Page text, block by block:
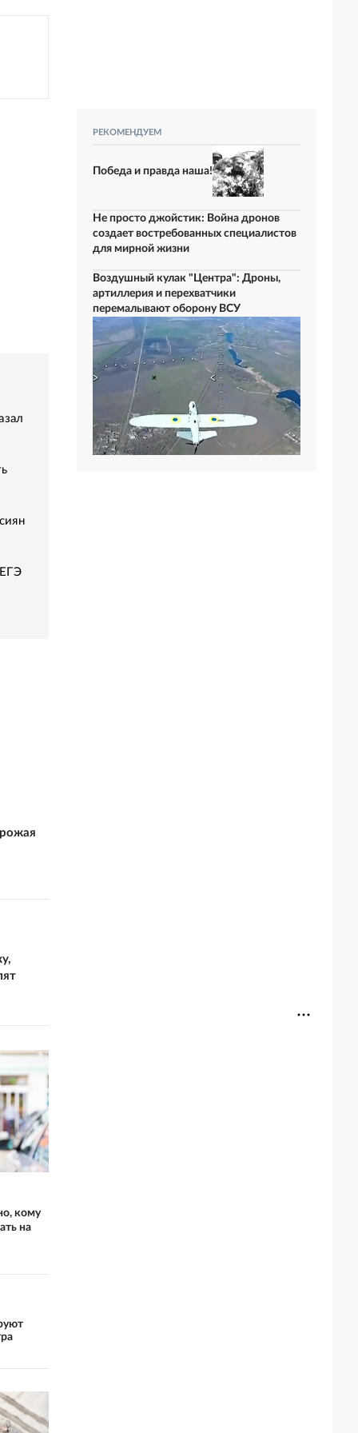
кому
на
РЕКОМЕНДУЕМ
Победа и правда наша!
Не просто джойстик: Война дронов
создает востребованных специалистов
для мирной жизни
Воздушный кулак "Центра": Дроны,
артиллерия и перехватчики
перемалывают оборону ВСУ